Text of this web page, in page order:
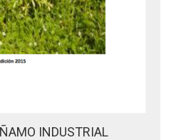
INDUSTRIAL